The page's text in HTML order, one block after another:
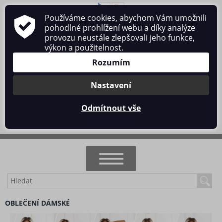
O nás Obchodní podmínky
Ochrana osobních údajů
Kontakt
Přihlásit se/Registrace
NOVINKY
OBLEČENÍ DÁMSKÉ
Používáme cookies, abychom Vám umožnili
pohodlné prohlížení webu a díky analýze
provozu neustále zlepšovali jeho funkce,
výkon a použitelnost.
Rozumím
Nastavení
Odmítnout vše